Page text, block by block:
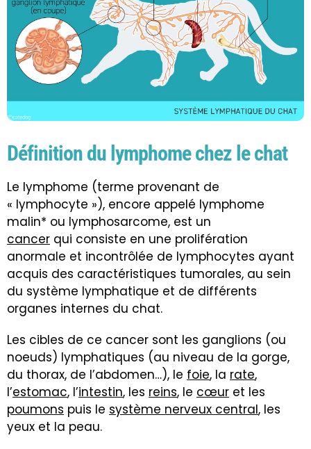
Définition du lymphome chez le chat
Le lymphome (terme provenant de
« lymphocyte »), encore appelé lymphome
malin* ou lymphosarcome, est un
cancer qui consiste en une prolifération
anormale et incontrôlée de lymphocytes ayant
acquis des caractéristiques tumorales, au sein
du système lymphatique et de différents
organes internes du chat.
Les cibles de ce cancer sont les ganglions (ou
noeuds) lymphatiques (au niveau de la gorge,
du thorax, de l’abdomen…), le foie, la rate,
l’estomac, l’intestin, les reins, le cœur et les
poumons puis le système nerveux central, les
yeux et la peau.